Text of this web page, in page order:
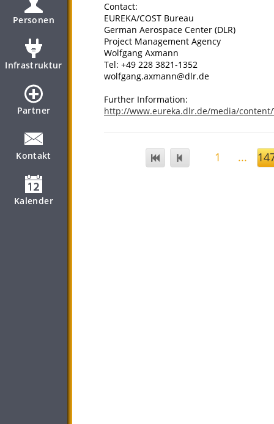
Personen
Infrastruktur
Partner
Kontakt
Kalender
Contact:
EUREKA/COST Bureau
German Aerospace Center (DLR)
Project Management Agency
Wolfgang Axmann
Tel: +49 228 3821-1352
wolfgang.axmann@dlr.de
Further Information:
http://www.eureka.dlr.de/media/content/
1 ...